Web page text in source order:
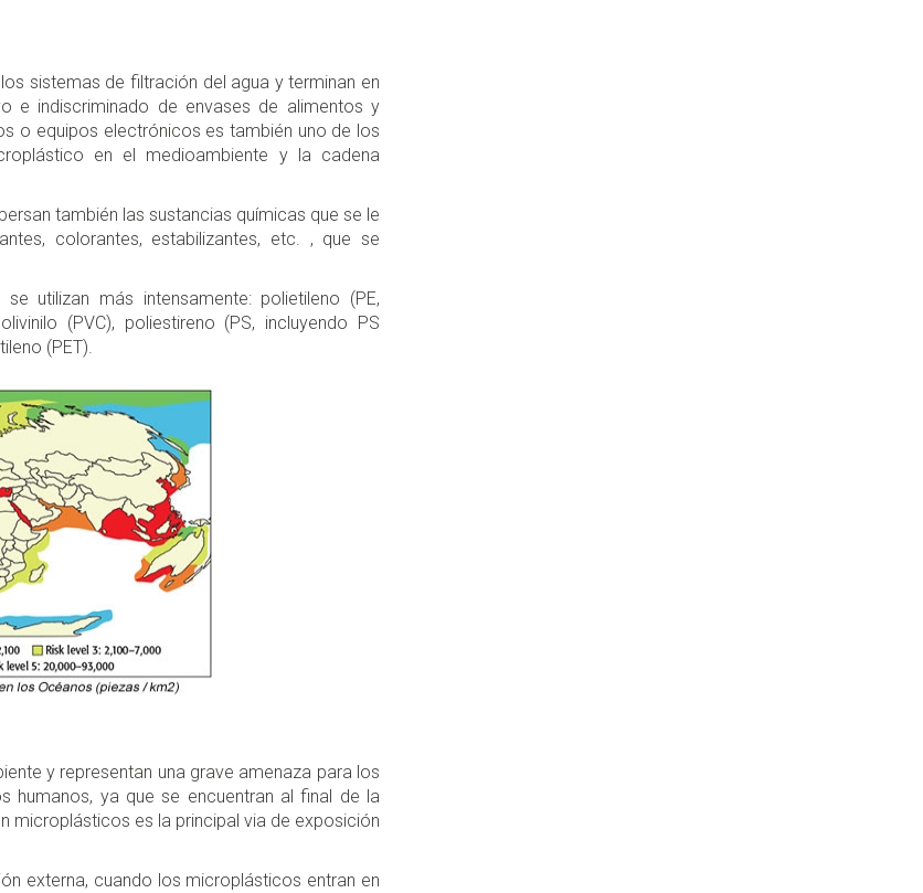
sistemas de filtración del agua y terminan en
e indiscriminado de envases de alimentos y
o equipos electrónicos es también uno de los
en el medioambiente y la cadena
también las sustancias químicas que se le
colorantes, estabilizantes, etc. , que se
utilizan más intensamente: polietileno (PE,
(PVC), poliestireno (PS, incluyendo PS
(PET).
y representan una grave amenaza para los
humanos, ya que se encuentran al final de la
microplásticos es la principal via de exposición
externa, cuando los microplásticos entran en